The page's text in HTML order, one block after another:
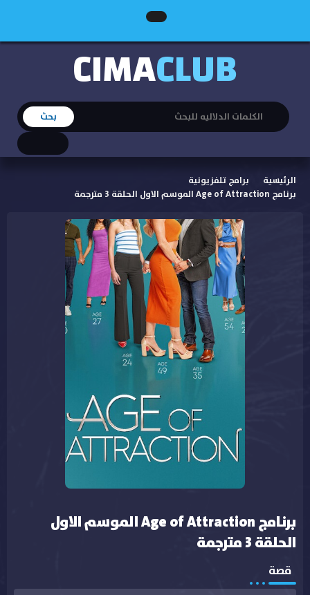
CIMACLUB
الرئيسية
برامج تلفزيونية
برنامج Age of Attraction الموسم الاول الحلقة 3 مترجمة
برنامج Age of Attraction الموسم الاول
الحلقة 3 مترجمة
قصة